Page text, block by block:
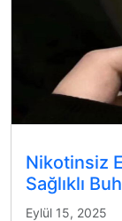
Nikotinsiz
Sağlıklı
Eylül 15, 2025